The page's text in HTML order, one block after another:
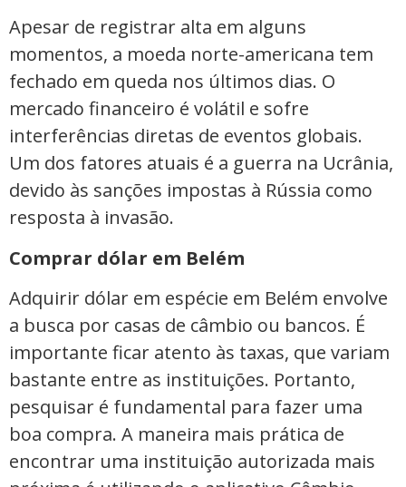
Apesar de registrar alta em alguns
momentos, a moeda norte-americana tem
fechado em queda nos últimos dias. O
mercado financeiro é volátil e sofre
interferências diretas de eventos globais.
Um dos fatores atuais é a guerra na Ucrânia,
devido às sanções impostas à Rússia como
resposta à invasão.
Comprar dólar em Belém
Adquirir dólar em espécie em Belém envolve
a busca por casas de câmbio ou bancos. É
importante ficar atento às taxas, que variam
bastante entre as instituições. Portanto,
pesquisar é fundamental para fazer uma
boa compra. A maneira mais prática de
encontrar uma instituição autorizada mais